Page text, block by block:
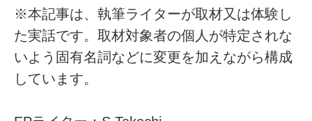
※本記事は、執筆ライターが取材又は体験し
た実話です。取材対象者の個人が特定されな
いよう固有名詞などに変更を加えながら構成
しています。